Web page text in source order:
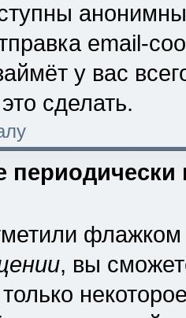
email-
у вас
сделать.
флажком
, вы